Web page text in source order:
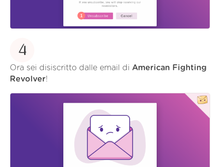
4
Ora sei disiscritto dalle email di American Fighting
Revolver!